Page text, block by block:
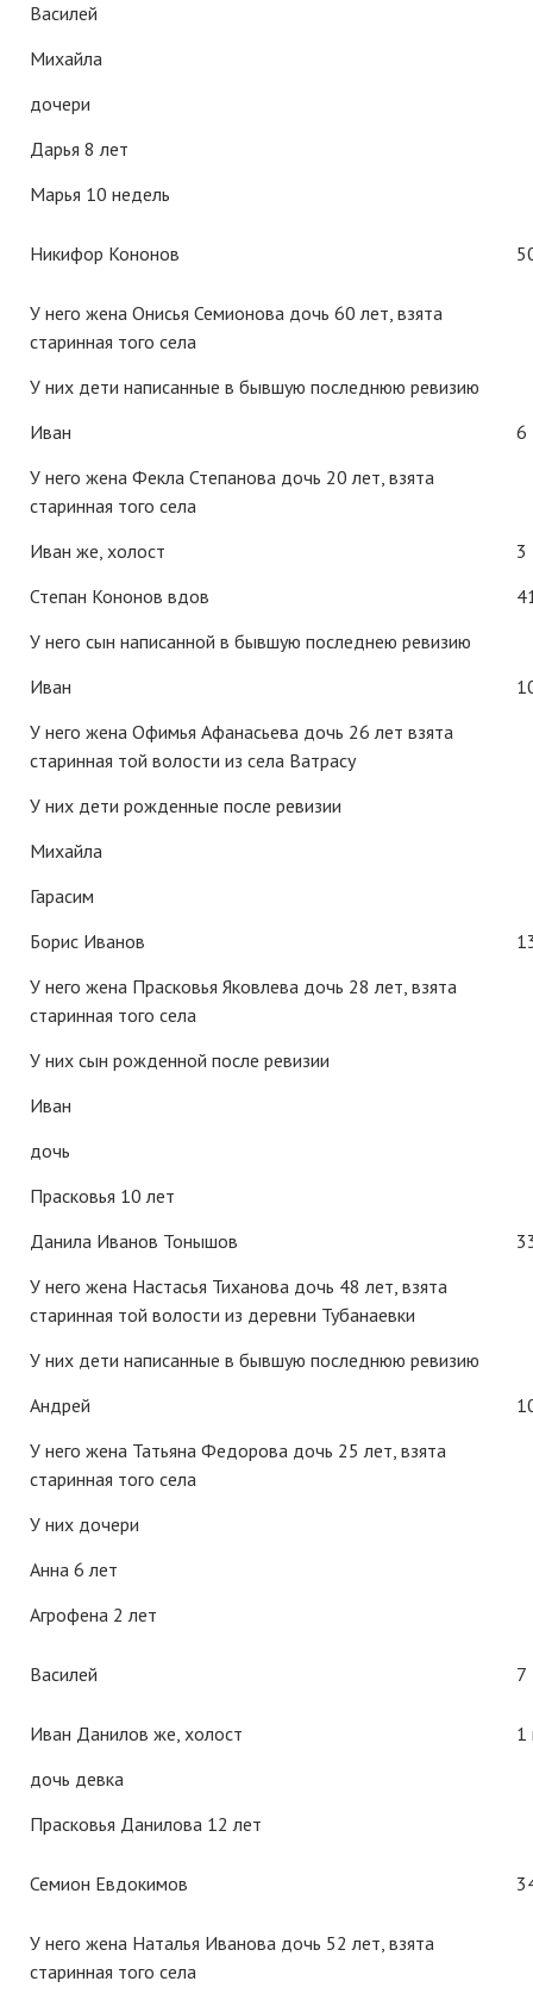
Василей
Михайла
дочери
Дарья 8 лет
Марья 10 недель
Никифор Кононов
У него жена Онисья Семионова дочь 60 лет, взята
старинная того села
У них дети написанные в бывшую последнюю ревизию
Иван
6
У него жена Фекла Степанова дочь 20 лет, взята
старинная того села
Иван же, холост
3
Степан Кононов вдов
У него сын написанной в бывшую последнею ревизию
Иван
У него жена Офимья Афанасьева дочь 26 лет взята
старинная той волости из села Ватрасу
У них дети рожденные после ревизии
Михайла
Гарасим
Борис Иванов
У него жена Прасковья Яковлева дочь 28 лет, взята
старинная того села
У них сын рожденной после ревизии
Иван
дочь
Прасковья 10 лет
Данила Иванов Тонышов
У него жена Настасья Тиханова дочь 48 лет, взята
старинная той волости из деревни Тубанаевки
У них дети написанные в бывшую последнюю ревизию
Андрей
У него жена Татьяна Федорова дочь 25 лет, взята
старинная того села
У них дочери
Анна 6 лет
Агрофена 2 лет
Василей 7
Иван Данилов же, холост
1
дочь девка
Прасковья Данилова 12 лет
Семион Евдокимов
У него жена Наталья Иванова дочь 52 лет, взята
старинная того села